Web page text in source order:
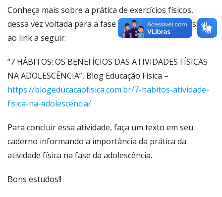
Conheça mais sobre a prática de exercícios físicos,
dessa vez voltada para a fase da adolescência. Acesse
ao link a seguir:
“7 HÁBITOS: OS BENEFÍCIOS DAS ATIVIDADES FÍSICAS
NA ADOLESCÊNCIA”, Blog Educação Física –
https://blogeducacaofisica.com.br/7-habitos-atividade-
fisica-na-adolescencia/
Para concluir essa atividade, faça um texto em seu
caderno informando a importância da prática da
atividade física na fase da adolescência.
Bons estudos!!